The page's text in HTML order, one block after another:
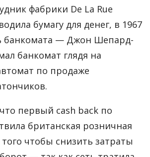
фабрики De La Rue
бумагу для денег, в 1967
банкомата — Джон Шепард-
банкомат глядя на
по продаже
первый cash back по
британская розничная
того чтобы снизить затраты